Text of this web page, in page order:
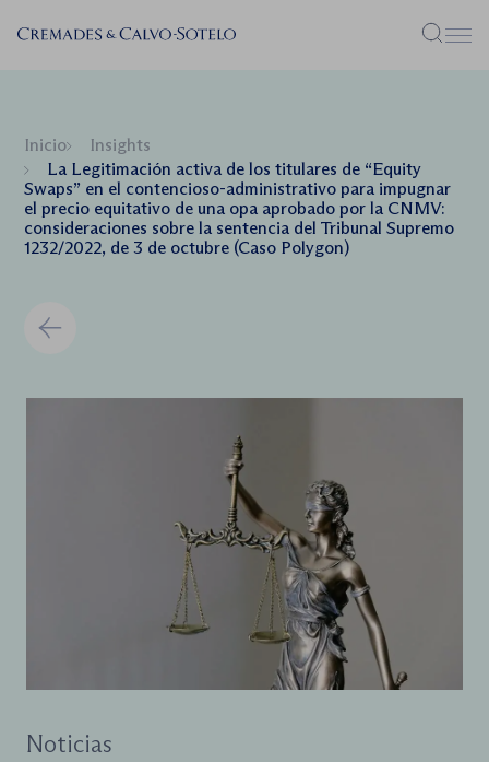
Menú
Inicio
Insights
La Legitimación activa de los titulares de “Equity
Swaps” en el contencioso-administrativo para impugnar
el precio equitativo de una opa aprobado por la CNMV:
consideraciones sobre la sentencia del Tribunal Supremo
1232/2022, de 3 de octubre (Caso Polygon)
Noticias